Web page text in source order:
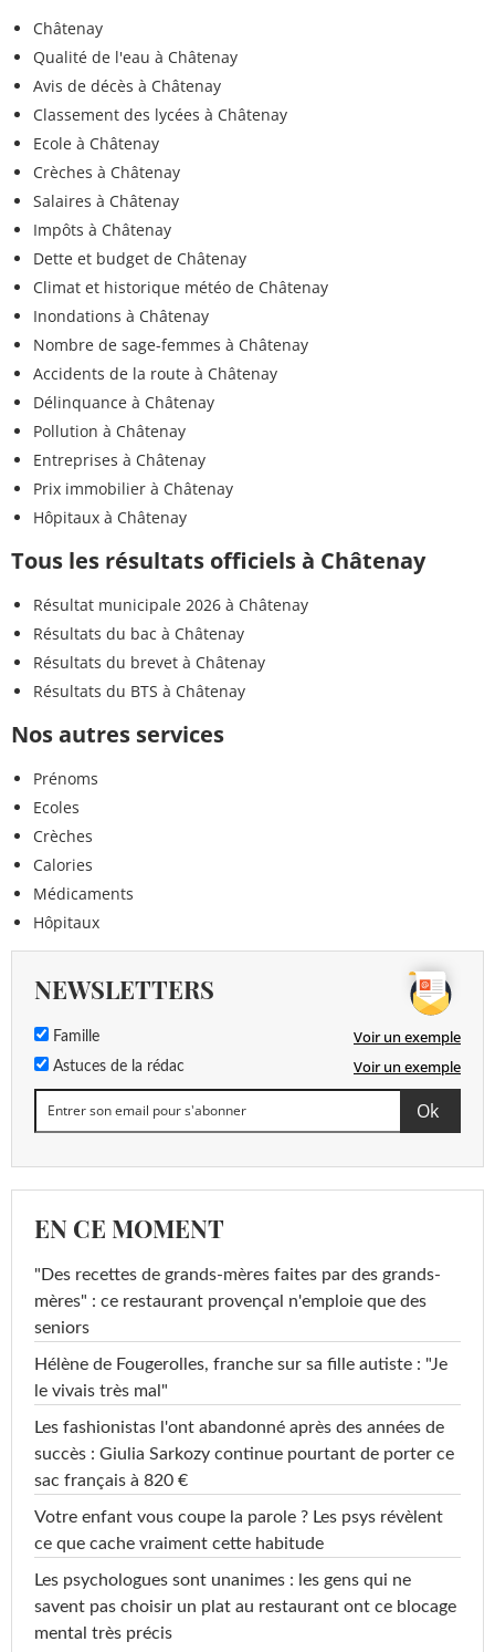
Châtenay
Qualité de l'eau à Châtenay
Avis de décès à Châtenay
Classement des lycées à Châtenay
Ecole à Châtenay
Crèches à Châtenay
Salaires à Châtenay
Impôts à Châtenay
Dette et budget de Châtenay
Climat et historique météo de Châtenay
Inondations à Châtenay
Nombre de sage-femmes à Châtenay
Accidents de la route à Châtenay
Délinquance à Châtenay
Pollution à Châtenay
Entreprises à Châtenay
Prix immobilier à Châtenay
Hôpitaux à Châtenay
Tous les résultats officiels à Châtenay
Résultat municipale 2026 à Châtenay
Résultats du bac à Châtenay
Résultats du brevet à Châtenay
Résultats du BTS à Châtenay
Nos autres services
Prénoms
Ecoles
Crèches
Calories
Médicaments
Hôpitaux
NEWSLETTERS
Famille Voir un exemple
Astuces de la rédac Voir un exemple
EN CE MOMENT
"Des recettes de grands-mères faites par des grands-
mères" : ce restaurant provençal n'emploie que des
seniors
Hélène de Fougerolles, franche sur sa fille autiste : "Je
le vivais très mal"
Les fashionistas l'ont abandonné après des années de
succès : Giulia Sarkozy continue pourtant de porter ce
sac français à 820 €
Votre enfant vous coupe la parole ? Les psys révèlent
ce que cache vraiment cette habitude
Les psychologues sont unanimes : les gens qui ne
savent pas choisir un plat au restaurant ont ce blocage
mental très précis